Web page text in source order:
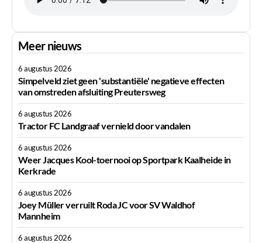
Meer nieuws
6 augustus 2026
Simpelveld ziet geen 'substantiële' negatieve effecten
van omstreden afsluiting Preutersweg
6 augustus 2026
Tractor FC Landgraaf vernield door vandalen
6 augustus 2026
Weer Jacques Kool-toernooi op Sportpark Kaalheide in
Kerkrade
6 augustus 2026
Joey Müller verruilt Roda JC voor SV Waldhof
Mannheim
6 augustus 2026